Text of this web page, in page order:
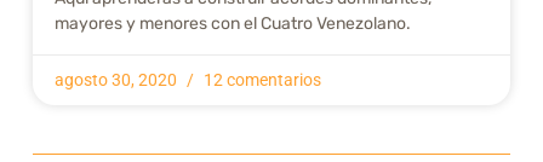
mayores y menores con el Cuatro Venezolano.
agosto 30, 2020 12 comentarios